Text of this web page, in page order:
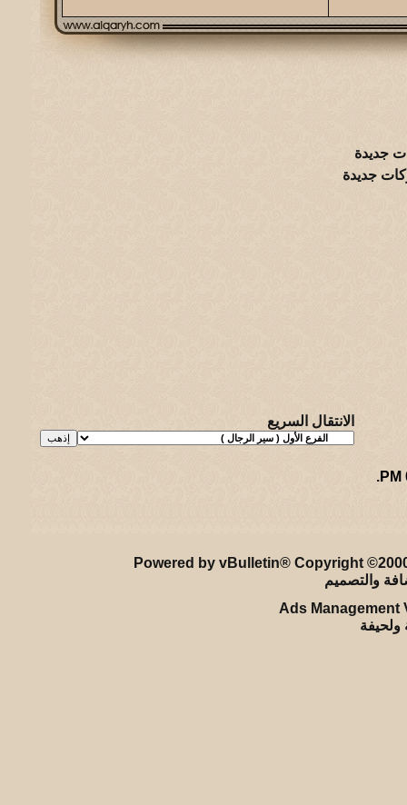
جديدة
جديدة
الانتقال السريع
.
Powered by vBulletin® Copyright
Ads Management
ولحيفة